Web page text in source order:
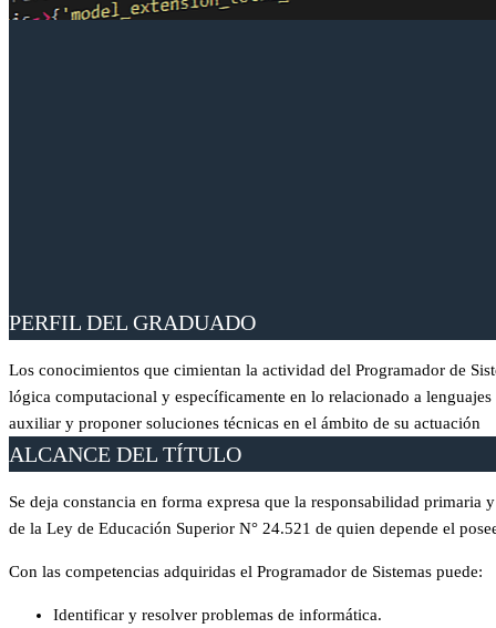
PERFIL DEL GRADUADO
Los conocimientos que cimientan la actividad del Programador de
lógica computacional y específicamente en lo relacionado a
auxiliar y proponer soluciones técnicas en el ámbito de su actuación
ALCANCE DEL TÍTULO
Se deja constancia en forma expresa que la responsabilidad
de la Ley de Educación Superior N° 24.521 de quien depende el
Con las competencias adquiridas el Programador de Sistemas puede:
Identificar y resolver problemas de informática.